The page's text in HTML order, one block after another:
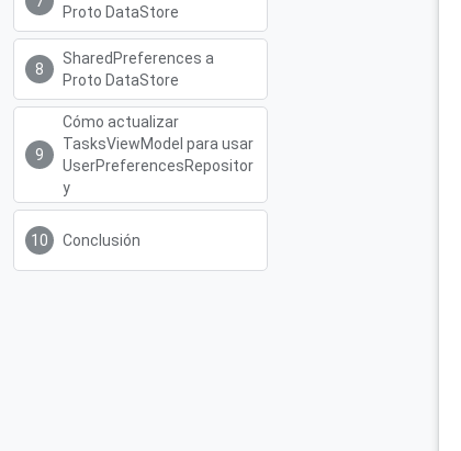
Proto DataStore
SharedPreferences a
Proto DataStore
Cómo actualizar
TasksViewModel para usar
UserPreferencesRepositor
y
Conclusión